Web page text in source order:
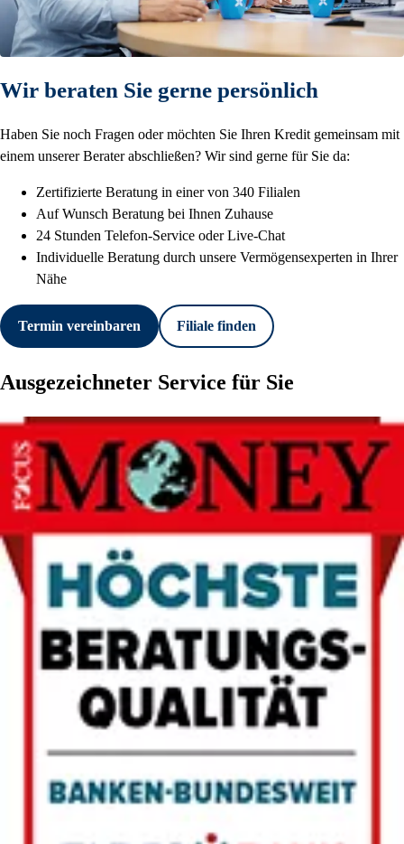
Wir beraten Sie gerne persönlich
Haben Sie noch Fragen oder möchten Sie Ihren Kredit gemeinsam mit
einem unserer Berater abschließen? Wir sind gerne für Sie da:
Zertifizierte Beratung in einer von 340 Filialen
Auf Wunsch Beratung bei Ihnen Zuhause
24 Stunden Telefon-Service oder Live-Chat
Individuelle Beratung durch unsere Vermögensexperten in Ihrer
Nähe
Termin vereinbaren Filiale finden
Ausgezeichneter Service für Sie